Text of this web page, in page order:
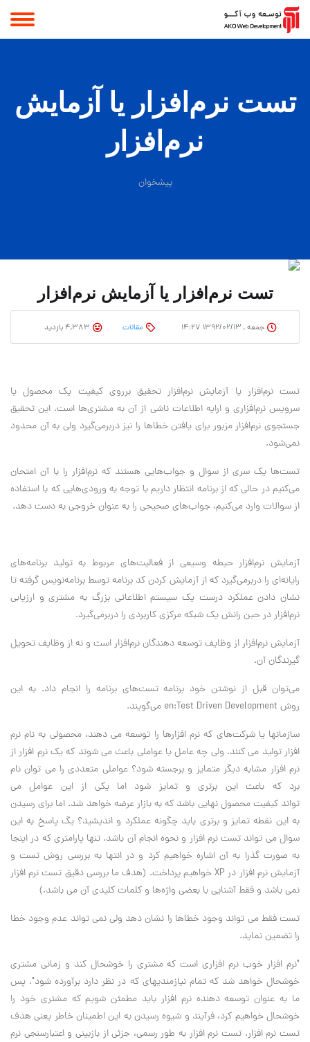
تست نرم‌افزار یا آزمایش
نرم‌افزار
پیشخوان
تست نرم‌افزار یا آزمایش نرم‌افزار
جمعه , ۱۳۹۲/۰۲/۱۳ ۱۴:۲۷ مقالات
تست نرم‌افزار یا آزمایش نرم‌افزار تحقیق برروی کیفیت یک محصول یا
سرویس نرم‌افزاری و ارایه اطلاعات ناشی از آن به مشتری‌ها است. این تحقیق
جستجوی نرم‌افزار مزبور برای یافتن خطاها را نیز دربرمی‌گیرد ولی به آن محدود
نمی‌شود.
تست‌ها یک سری از سوال و جواب‌هایی هستند که نرم‌افزار را با آن امتحان
می‌کنیم در حالی که از برنامه انتظار داریم با توجه به ورودی‌هایی که با استفاده
از سوالات وارد می‌کنیم، جواب‌های صحیحی را به عنوان خروجی به دست دهد.
آزمایش نرم‌افزار حیطه وسیعی از فعالیت‌های مربوط به تولید برنامه‌های
رایانه‌ای را دربرمی‌گیرد که از آزمایش کردن کد برنامه توسط برنامه‌نویس گرفته تا
نشان دادن عملکرد درست یک سیستم اطلاعاتی بزرگ به مشتری و ارزیابی
نرم‌افزار در حین رانش یک شبکه مرکزی کاربردی را دربرمی‌گیرد.
آزمایش نرم‌افزار از وظایف توسعه دهندگان نرم‌افزار است و نه از وظایف تحویل
گیرندگان آن.
می‌توان قبل از نوشتن خود برنامه تست‌های برنامه را انجام داد. به این
روش en:Test Driven Development می‌گویند.
سازمانها یا شرکت‌های که نرم افزارها را توسعه می دهند، محصولی به نام نرم
افزار تولید می کنند. ولی چه عامل یا عواملی باعث می شوند که یک نرم افزار از
نرم افزار مشابه دیگر متمایز و برجسته شود؟ عواملی متعددی را می توان نام
برد که باعث این برتری و تمایز شود اما یکی از این عوامل می
تواند کیفیت محصول نهایی باشد که به بازار عرضه خواهد شد. اما برای رسیدن
به این نقطه تمایز و برتری باید چگونه عملکرد و اندیشید؟ یگ پاسخ به این
سوال می تواند تست نرم افزار و نحوه انجام آن باشد. تنها پارامتری که در اینجا
به صورت گذرا به آن اشاره خواهیم کرد و در انتها به بررسی روش تست و
آزمایش نرم افزار در XP خواهیم پرداخت. (هدف ما بررسی دقیق تست نرم افزار
نمی باشد و فقط آشنایی با بعضی واژه‌ها و کلمات کلیدی آن می باشد.)
تست فقط می تواند وجود خطاها را نشان دهد ولی نمی تواند عدم وجود خطا
را تضمین نماید.
"نرم افزار خوب نرم افزاری است که مشتری را خوشحال کند و زمانی مشتری
خوشحال خواهد شد که تمام نیازمندیهای که در نظر دارد برآورده شود". پس
ما به عنوان توسعه دهنده نرم افزار باید مطمئن شویم که مشتری خود را
خوشحال خواهیم کرد، فرآیند و شیوه رسیدن به این اطمینان خاطر یعنی هدف
تست نرم افزار. تست نرم افزار به طور رسمی، جزئی از بازبینی و اعتبارسنجی نرم